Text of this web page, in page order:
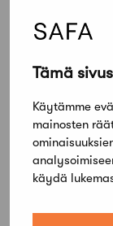
Tämä
Käytämme
mainosten
käydä
Valtaajat
heikennyksiä
Teksti: Silja